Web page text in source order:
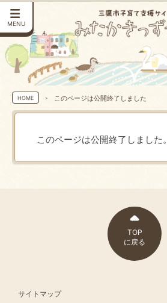
MENU
HOME このページは公開終了しました
このページは公開終了しました。
TOP
に戻る
サイトマップ